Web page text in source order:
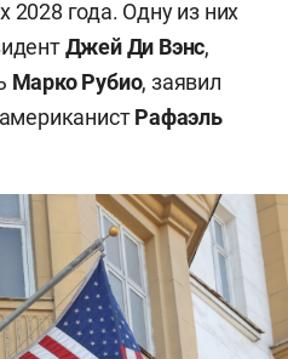
2028 года. Одну из них
Джей Ди Вэнс,
Марко Рубио, заявил
Рафаэль